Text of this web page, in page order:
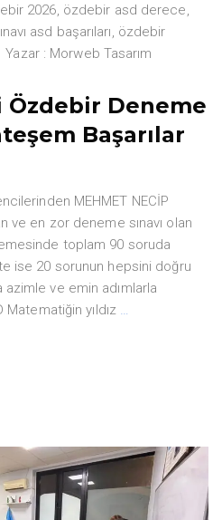
2026, özdebir asd derece,
asd başarıları, özdebir
Yazar : Morweb Tasarım
Deneme
Başarılar
MEHMET NECİP
ve en zor deneme sınavı olan
toplam 90 soruda
ise 20 sorunun hepsini doğru
ve emin adımlarla
yıldız …